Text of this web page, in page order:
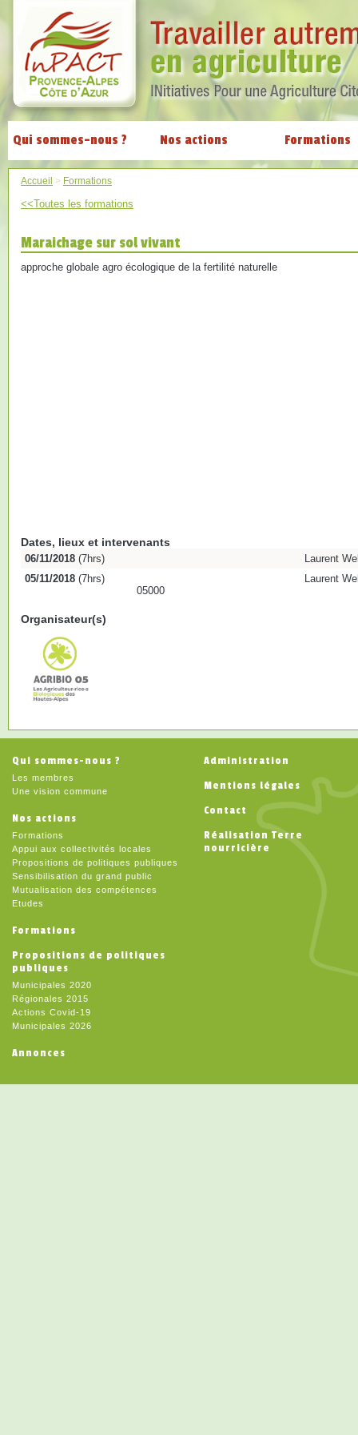
Qui sommes-nous ? Nos actions Formations
Accueil > Formations
<<Toutes les formations
Maraichage sur sol vivant
approche globale agro écologique de la fertilité naturelle
Dates, lieux et intervenants
06/11/2018 (7hrs)
Laurent
05/11/2018 (7hrs)
05000
Laurent
Organisateur(s)
Qui sommes-nous ?
Les membres
Une vision commune
Nos actions
Formations
Appui aux collectivités locales
Propositions de politiques publiques
Sensibilisation du grand public
Mutualisation des compétences
Etudes
Formations
Propositions de politiques
publiques
Municipales 2020
Régionales 2015
Actions Covid-19
Municipales 2026
Annonces
Administration
Mentions légales
Contact
Réalisation Terre
nourricière